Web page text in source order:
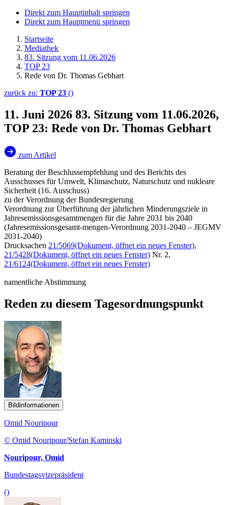
Direkt zum Hauptinhalt springen
Direkt zum Hauptmenü springen
Startseite
Mediathek
83. Sitzung vom 11.06.2026
TOP 23
Rede von Dr. Thomas Gebhart
zurück zu: TOP 23 ()
11. Juni 2026 83. Sitzung vom 11.06.2026,
TOP 23: Rede von Dr. Thomas Gebhart
zum Artikel
Beratung der Beschlussempfehlung und des Berichts des
Ausschusses für Umwelt, Klimaschutz, Naturschutz und nukleare
Sicherheit (16. Ausschuss)
zu der Verordnung der Bundesregierung
Verordnung zur Überführung der jährlichen Minderungsziele in
Jahresemissionsgesamtmengen für die Jahre 2031 bis 2040
(Jahresemissionsgesamt-mengen-Verordnung 2031-2040 – JEGMV
2031-2040)
Drucksachen 21/5069(Dokument, öffnet ein neues Fenster),
21/5428(Dokument, öffnet ein neues Fenster) Nr. 2,
21/6124(Dokument, öffnet ein neues Fenster)
namentliche Abstimmung
Reden zu diesem Tagesordnungspunkt
Bildinformationen
Omid Nouripour
© Omid Nouripour/Stefan Kaminski
Nouripour, Omid
Bundestagsvizepräsident
()